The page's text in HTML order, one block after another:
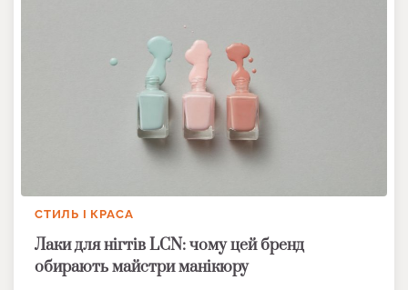
СТИЛЬ І КРАСА
Лаки для нігтів LCN: чому цей бренд
обирають майстри манікюру